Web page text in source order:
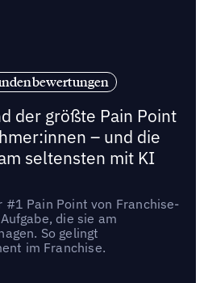
der größte Pain Point
– und die
seltensten mit KI
#1 Pain Point von Franchise-
die sie am
So gelingt
im Franchise.